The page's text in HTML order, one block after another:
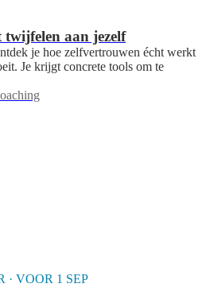
twijfelen aan jezelf
je hoe zelfvertrouwen écht werkt
Je krijgt concrete tools om te
VOOR 1 SEP